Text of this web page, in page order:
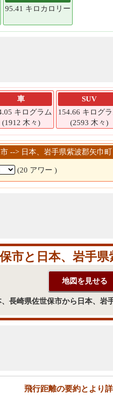
95.41 キロカロリー
車
キログラム
(1912 木々)
SUV
154.66 キログ
(2593 木々)
--> 日本、岩手県紫波郡矢巾町
(20 アワー )
市と日本、岩手
、長崎県佐世保市から日本、岩
飛行距離の要約とより